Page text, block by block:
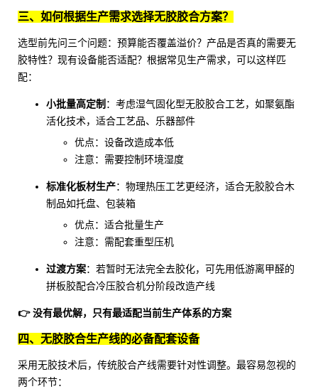
三、如何根据生产需求选择无胶胶合方案？
选型前先问三个问题：预算能否覆盖溢价？产品是否真的需要无
胶特性？现有设备能否适配？根据常见生产需求，可以这样匹
配：
小批量高定制 ：考虑湿气固化型无胶胶合工艺，如聚氨酯
活化技术，适合工艺品、乐器部件
优点：设备改造成本低
注意：需要控制环境湿度
标准化板材生产：物理热压工艺更经济，适合无胶胶合木
制品如托盘、包装箱
优点：适合批量生产
注意：需配套重型压机
过渡方案：若暂时无法完全去胶化，可先用低游离甲醛的
拼板胶配合冷压胶合机分阶段改造产线
👉 没有最优解，只有最适配当前生产体系的方案
四、无胶胶合生产线的必备配套设备
采用无胶技术后，传统胶合产线需要针对性调整。最容易忽视的
两个环节：